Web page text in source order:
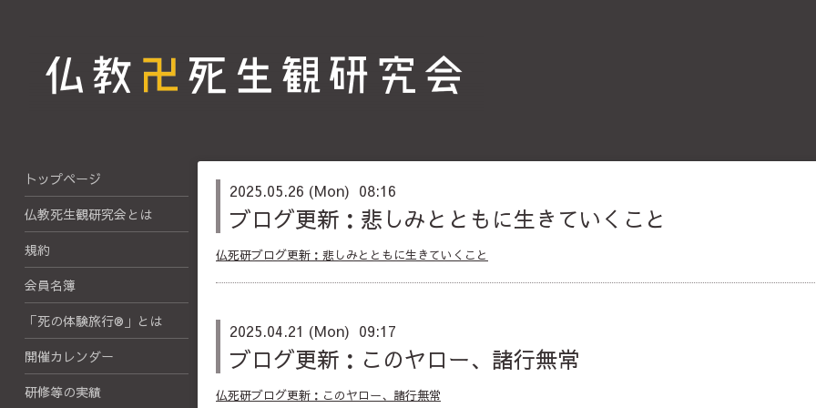
2025.05.26 (Mon) 08:16
ブログ更新：悲しみとともに生きていくこと
仏死研ブログ更新：悲しみとともに生きていくこと
2025.04.21 (Mon) 09:17
ブログ更新：このヤロー、諸行無常
仏死研ブログ更新：このヤロー、諸行無常
トップページ
仏教死生観研究会とは
規約
会員名簿
「死の体験旅行®」とは
開催カレンダー
研修等の実績